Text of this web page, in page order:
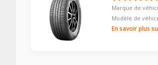
Marque de
Modèle de
En savoir plus